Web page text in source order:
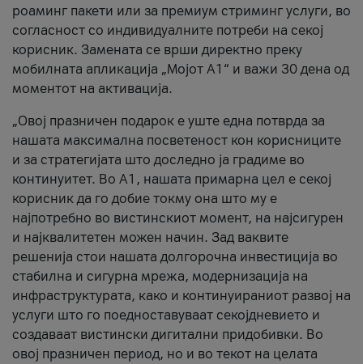
роаминг пакети или за премиум стриминг услуги, во
согласност со индивидуалните потреби на секој
корисник. Замената се врши директно преку
мобилната апликација „Мојот А1“ и важи 30 дена од
моментот на активација.
„Овој празничен подарок е уште една потврда за
нашата максимална посветеност кон корисниците
и за стратегијата што доследно ја градиме во
континуитет. Во А1, нашата примарна цел е секој
корисник да го добие токму она што му е
најпотребно во вистинскиот момент, на најсигурен
и најквалитетен можен начин. Зад ваквите
решенија стои нашата долгорочна инвестиција во
стабилна и сигурна мрежа, модернизација на
инфраструктурата, како и континуираниот развој на
услуги што го поедноставуваат секојдневието и
создаваат вистински дигитални придобивки. Во
овој празничен период, но и во текот на целата